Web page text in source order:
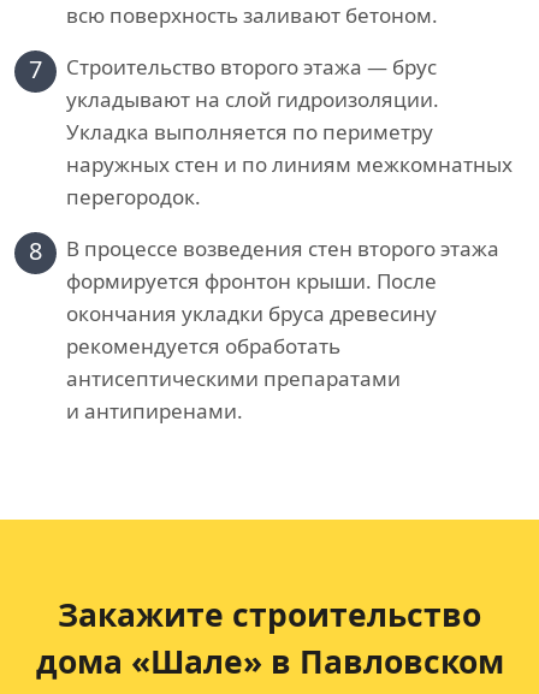
всю поверхность заливают бетоном.
7
Строительство второго этажа — брус
укладывают на слой гидроизоляции.
Укладка выполняется по периметру
наружных стен и по линиям межкомнатных
перегородок.
8
В процессе возведения стен второго этажа
формируется фронтон крыши. После
окончания укладки бруса древесину
рекомендуется обработать
антисептическими препаратами
и антипиренами.
Закажите строительство
дома «Шале» в Павловском